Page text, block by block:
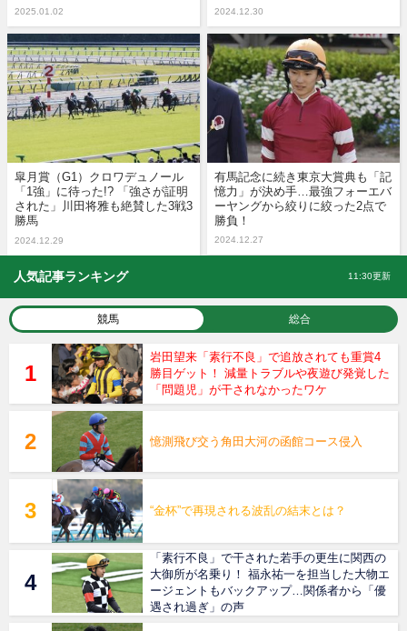
2025.01.02 2024.12.30
皐月賞（G1）クロワデュノール
「1強」に待った!? 「強さが証明
された」川田将雅も絶賛した3戦3
勝馬
2024.12.29
有馬記念に続き東京大賞典も「記
憶力」が決め手…最強フォーエバ
ーヤングから絞りに絞った2点で
勝負！
2024.12.27
人気記事ランキング 11:30更新
競馬 総合
岩田望来「素行不良」で追放されても重賞4
勝目ゲット！ 減量トラブルや夜遊び発覚した
「問題児」が干されなかったワケ
憶測飛び交う角田大河の函館コース侵入
“金杯”で再現される波乱の結末とは？
「素行不良」で干された若手の更生に関西の
大御所が名乗り！ 福永祐一を担当した大物エ
ージェントもバックアップ…関係者から「優
遇され過ぎ」の声